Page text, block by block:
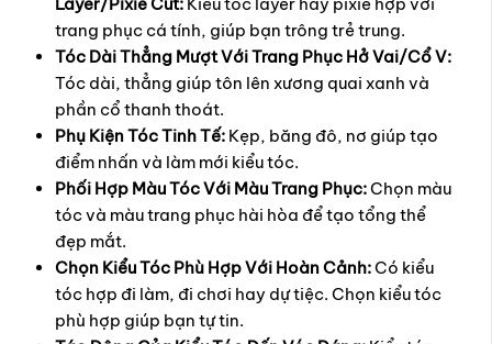
trang phục cá tính, giúp bạn trông trẻ trung.
Tóc Dài Thẳng Mượt Với Trang Phục Hở Vai/Cổ V:
Tóc dài, thẳng giúp tôn lên xương quai xanh và
phần cổ thanh thoát.
Phụ Kiện Tóc Tinh Tế: Kẹp, băng đô, nơ giúp tạo
điểm nhấn và làm mới kiểu tóc.
Phối Hợp Màu Tóc Với Màu Trang Phục:Chọn màu
tóc và màu trang phục hài hòa để tạo tổng thể
đẹp mắt.
Chọn Kiểu Tóc Phù Hợp Với Hoàn Cảnh:Có kiểu
tóc hợp đi làm, đi chơi hay dự tiệc. Chọn kiểu tóc
phù hợp giúp bạn tự tin.